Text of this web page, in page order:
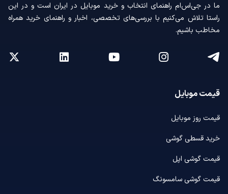
ما در جی‌اس‌ام راهنمای انتخاب و خرید موبایل در ایران است و در این
راستا تلاش می‌کنیم با بررسی‌های تخصصی، اخبار و راهنمای خرید همراه
مخاطب باشیم.
قیمت موبایل
قیمت روز موبایل
خرید قسطی گوشی
قیمت گوشی اپل
قیمت گوشی سامسونگ